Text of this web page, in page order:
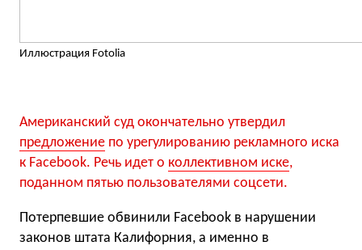
Иллюстрация Fotolia
Американский суд окончательно утвердил
предложение по урегулированию рекламного иска
к Facebook. Речь идет о коллективном иске,
поданном пятью пользователями соцсети.
Потерпевшие обвинили Facebook в нарушении
законов штата Калифорния, а именно в